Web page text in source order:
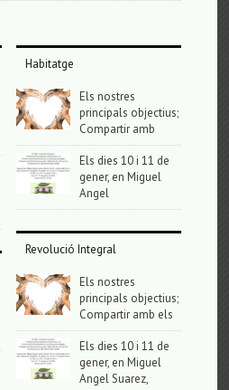
Habitatge
Els nostres
principals objectius;
Compartir amb
Els dies 10 i 11 de
gener, en Miguel
Angel
Revolució Integral
Els nostres
principals objectius;
Compartir amb els
Els dies 10 i 11 de
gener, en Miguel
Angel Suarez,